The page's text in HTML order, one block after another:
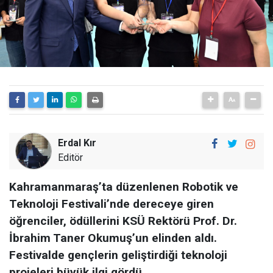
Erdal Kır
Editör
Kahramanmaraş’ta düzenlenen Robotik ve
Teknoloji Festivali’nde dereceye giren
öğrenciler, ödüllerini KSÜ Rektörü Prof. Dr.
İbrahim Taner Okumuş’un elinden aldı.
Festivalde gençlerin geliştirdiği teknoloji